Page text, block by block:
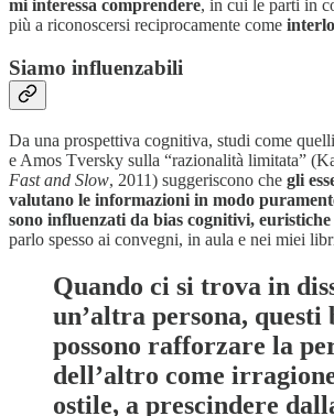
mi interessa comprendere, in cui le parti in
più a riconoscersi reciprocamente come
Siamo influenzabili
Da una prospettiva cognitiva, studi come
e Amos Tversky sulla “razionalità limitata”
Fast and Slow, 2011) suggeriscono che gli
valutano le informazioni in modo
sono influenzati da bias cognitivi,
parlo spesso ai convegni, in aula e nei miei
Quando ci si trova in
un’altra persona, questi
possono rafforzare la
dell’altro come
ostile, a prescindere